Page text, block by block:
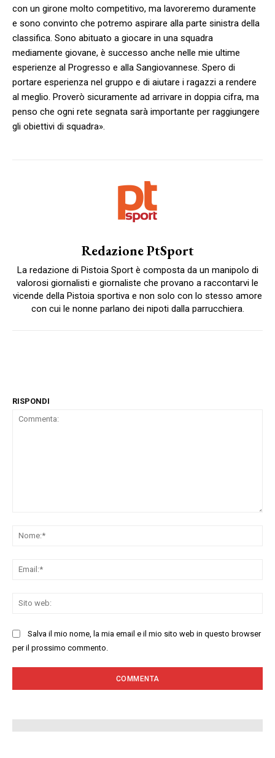
con un girone molto competitivo, ma lavoreremo duramente
e sono convinto che potremo aspirare alla parte sinistra della
classifica. Sono abituato a giocare in una squadra
mediamente giovane, è successo anche nelle mie ultime
esperienze al Progresso e alla Sangiovannese. Spero di
portare esperienza nel gruppo e di aiutare i ragazzi a rendere
al meglio. Proverò sicuramente ad arrivare in doppia cifra, ma
penso che ogni rete segnata sarà importante per raggiungere
gli obiettivi di squadra».
Redazione PtSport
La redazione di Pistoia Sport è composta da un manipolo di
valorosi giornalisti e giornaliste che provano a raccontarvi le
vicende della Pistoia sportiva e non solo con lo stesso amore
con cui le nonne parlano dei nipoti dalla parrucchiera.
RISPONDI
Salva il mio nome, la mia email e il mio sito web in questo browser
per il prossimo commento.